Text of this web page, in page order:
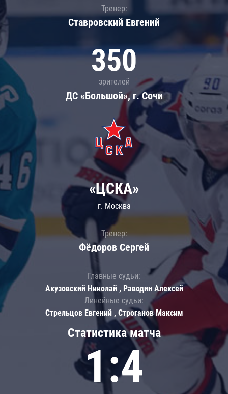
Тренер:
Ставровский Евгений
350
зрителей
ДС «Большой», г. Сочи
Статистика матча
1:4
«ЦСКА»
г. Москва
Тренер:
Фёдоров Сергей
Главные судьи:
Акузовский Николай , Раводин Алексей
Линейные судьи:
Стрельцов Евгений , Строганов Максим